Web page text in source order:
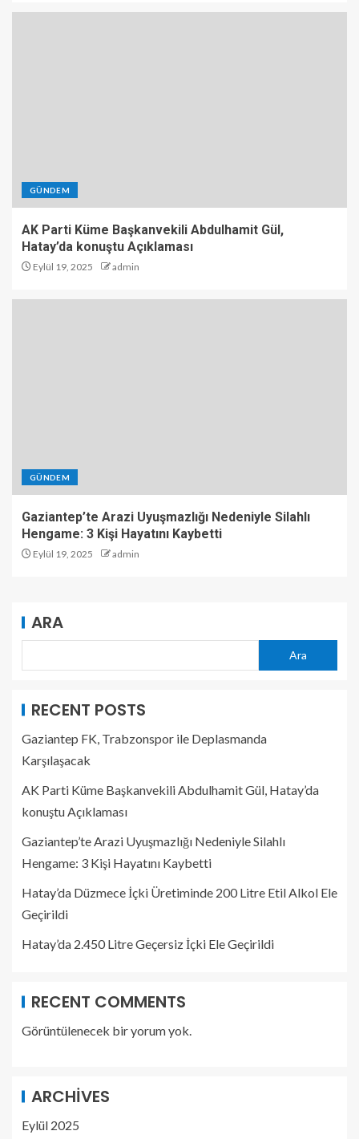
GÜNDEM
AK Parti Küme Başkanvekili Abdulhamit Gül,
Hatay’da konuştu Açıklaması
Eylül 19, 2025 admin
GÜNDEM
Gaziantep’te Arazi Uyuşmazlığı Nedeniyle Silahlı
Hengame: 3 Kişi Hayatını Kaybetti
Eylül 19, 2025 admin
ARA
Ara
RECENT POSTS
Gaziantep FK, Trabzonspor ile Deplasmanda
Karşılaşacak
AK Parti Küme Başkanvekili Abdulhamit Gül, Hatay’da
konuştu Açıklaması
Gaziantep’te Arazi Uyuşmazlığı Nedeniyle Silahlı
Hengame: 3 Kişi Hayatını Kaybetti
Hatay’da Düzmece İçki Üretiminde 200 Litre Etil Alkol Ele
Geçirildi
Hatay’da 2.450 Litre Geçersiz İçki Ele Geçirildi
RECENT COMMENTS
Görüntülenecek bir yorum yok.
ARCHIVES
Eylül 2025